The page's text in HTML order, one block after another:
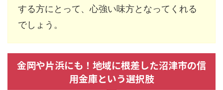
する方にとって、心強い味方となってくれる
でしょう。
金岡や片浜にも！地域に根差した沼津市の信
用金庫という選択肢